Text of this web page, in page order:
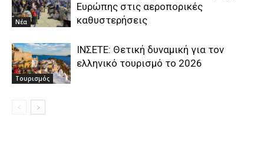
Νέα
Ευρώπης στις αεροπορικές
καθυστερήσεις
Τουρισμός
ΙΝΣΕΤΕ: Θετική δυναμική για τον
ελληνικό τουρισμό το 2026